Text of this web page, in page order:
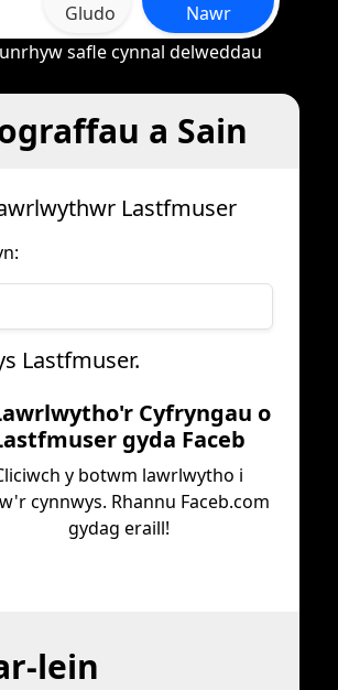
Gludo
Nawr
safle cynnal delweddau
a Sain
Lastfmuser
Lastfmuser.
Cyfryngau o
gyda Faceb
y botwm lawrlwytho i
cynnwys. Rhannu Faceb.com
gydag eraill!
lein